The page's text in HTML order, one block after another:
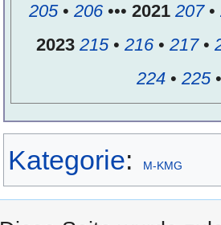
205• 206••• 2021 207•
2023 215• 216• 217•
224• 225
Kategorie: M-KMG